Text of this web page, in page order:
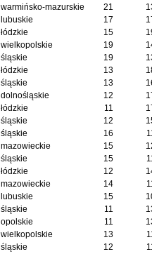
warmińsko-mazurskie 21
lubuskie 17
łódzkie 15
wielkopolskie 19
śląskie 19
łódzkie 13
śląskie 13
dolnośląskie 12
łódzkie 11
śląskie 12
śląskie 16
mazowieckie 15
śląskie 15
łódzkie 12
mazowieckie 14
lubuskie 15
śląskie 11
opolskie 11
wielkopolskie 13
śląskie 12